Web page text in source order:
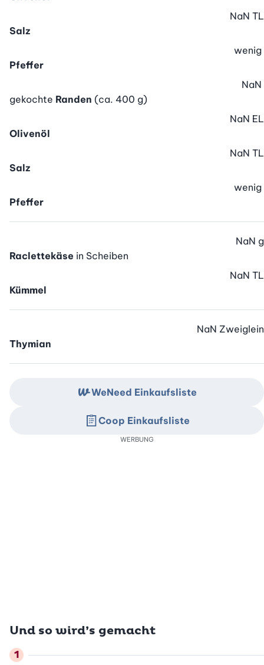
Salz
NaN TL
Pfeffer
wenig
gekochte Randen (ca. 400 g)
NaN
Olivenöl
NaN EL
Salz
NaN TL
Pfeffer
wenig
Raclettekäse in Scheiben
NaN g
Kümmel
NaN TL
Thymian
NaN Zweiglein
Und so wird’s gemacht
WeNeed Einkaufsliste
Coop Einkaufsliste
WERBUNG